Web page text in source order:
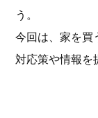
う。
今回は、家を買
対応策や情報を